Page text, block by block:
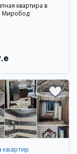
квартира в
Миробод
квартир